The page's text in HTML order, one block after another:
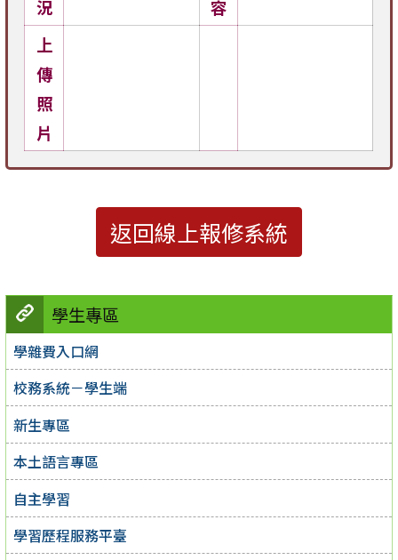
學生專區
學雜費入口網
校務系統－學生端
新生專區
本土語言專區
自主學習
學習歷程服務平臺
況
容
上
傳
照
片
返回線上報修系統